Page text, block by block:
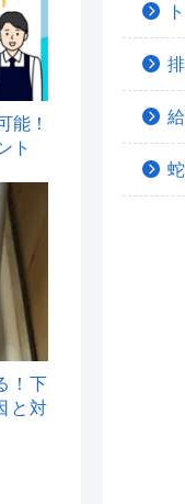
能！
ト
！下
と対